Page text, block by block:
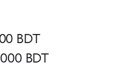
BDT
BDT